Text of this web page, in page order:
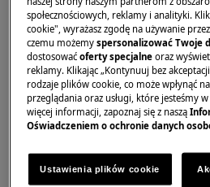
powierzchni.
H informuje, że
grzewczego przekracza
Po zakończeniu
pojawia się
namałą literę h, gdy
Nie dotykaj gorącej
ponieważ może być
społecznościowych, reklamy i analityki.
cookie", wyrażasz zgodę na używanie
czemu możemyspersonalizować Twoje
dostosowaćoferty specjalne oraz
reklamy. Klikając „Kontynuuj bez
rodzaje plików cookie, co może wpłynąć
przeglądania oraz usługi, które jesteśmy
więcej informacji, zapoznaj się z naszą
Oświadczeniem o ochronie danych
Ustawienia plików cookie